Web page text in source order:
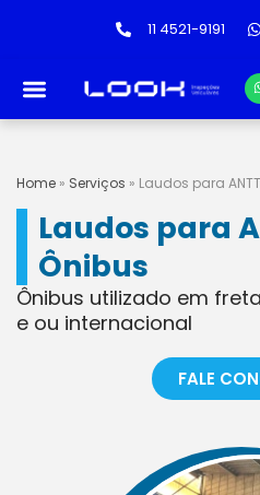
11 4521-9191
Home » Serviços » Laudos para
Laudos para
Ônibus
Ônibus utilizado em
e ou internacional
FALE